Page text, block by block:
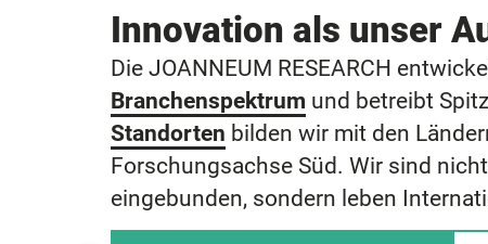
Innovation als unser
Die JOANNEUM RESEARCH
Branchenspektrum und betreibt
Standorten bilden wir mit den
Forschungsachse Süd. Wir sind
eingebunden, sondern leben